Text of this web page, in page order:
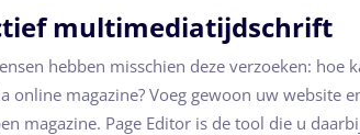
multimediatijdschrift
hebben misschien deze verzoeken: hoe
online magazine? Voeg gewoon uw website
magazine. Page Editor is de tool die u